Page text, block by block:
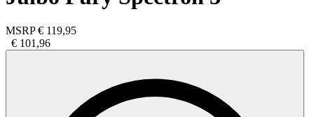
MSRP € 119,95
€ 101,96